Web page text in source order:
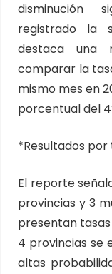
disminución
registrado la
destaca una
comparar la
mismo mes en
porcentual del
*Resultados
El reporte
provincias y 3
presentan tasas
4 provincias se
altas